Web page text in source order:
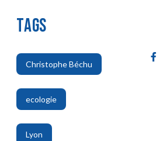
TAGS
Christophe Béchu
,
ecologie
,
Lyon